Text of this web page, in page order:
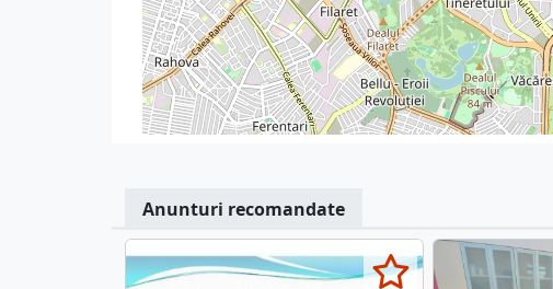
Anunturi recomandate